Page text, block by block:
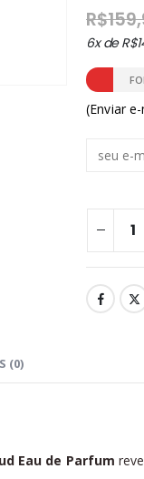
R$
6x deR$
(Enviar
(0)
Eau de Parfum